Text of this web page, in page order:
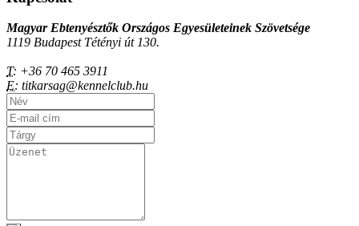
Magyar Ebtenyésztők Országos Egyesületeinek Szövetsége
1119 Budapest Tétényi út 130.
T: +36 70 465 3911
E: titkarsag@kennelclub.hu